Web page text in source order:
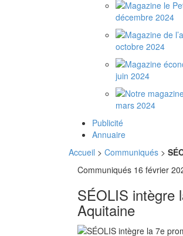
décembre 2024
octobre 2024
juin 2024
mars 2024
Publicité
Annuaire
Accueil > Communiqués >
Communiqués 16 février
SÉOLIS intègre
Aquitaine